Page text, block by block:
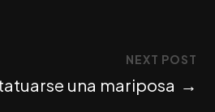
NEXT POST
una mariposa →